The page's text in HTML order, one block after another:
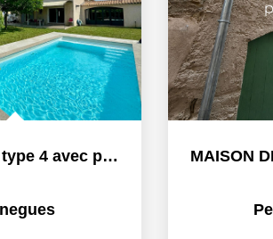
MAISON de type 4 avec piscine et garage